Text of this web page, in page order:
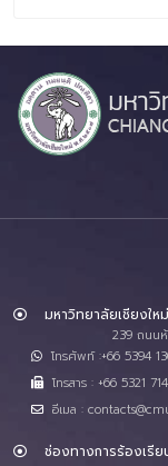
มหาวิทยาลัยเชียงใหม่
239 ถนน
โทรศัพท์ :+66 5394
โทรสาร : +66 5321
อีเมล :
ช่องทางการร้องเรีย